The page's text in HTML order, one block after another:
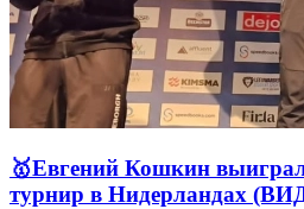
🥇Евгений Кошкин
турнир в Нидерландах